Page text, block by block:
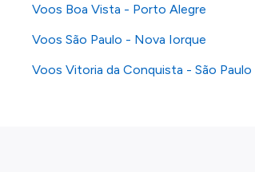
Voos Boa Vista - Porto Alegre
Voos São Paulo - Nova Iorque
Voos Vitoria da Conquista - São Paulo